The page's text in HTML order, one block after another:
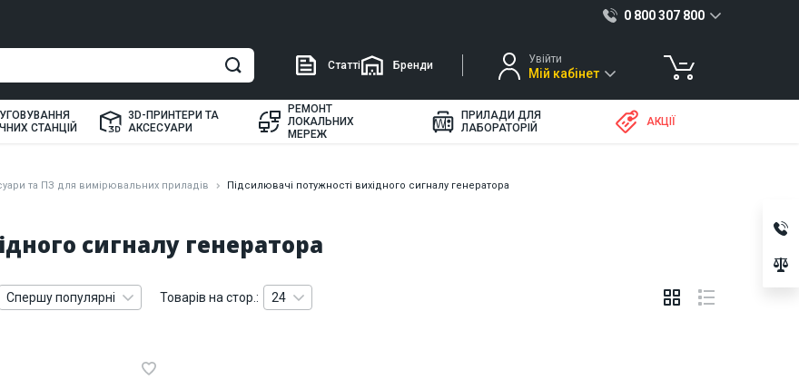
сигналу генератора
та ПЗ для вимірювальних приладів Підсилювачі потужності вихідного сигналу генератора
Спершу популярні Товарів на стор.: 24
0 800 307 800
Статті Бренди Увійти
Мій кабінет
СТАНЦІЙ
3D-ПРИНТЕРИ ТА
АКСЕСУАРИ
РЕМОНТ
ЛОКАЛЬНИХ
МЕРЕЖ
ПРИЛАДИ ДЛЯ
ЛАБОРАТОРІЙ
АКЦІЇ